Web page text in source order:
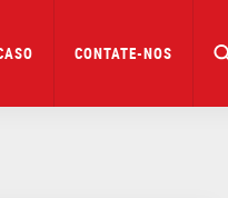
CONTATE-NOS